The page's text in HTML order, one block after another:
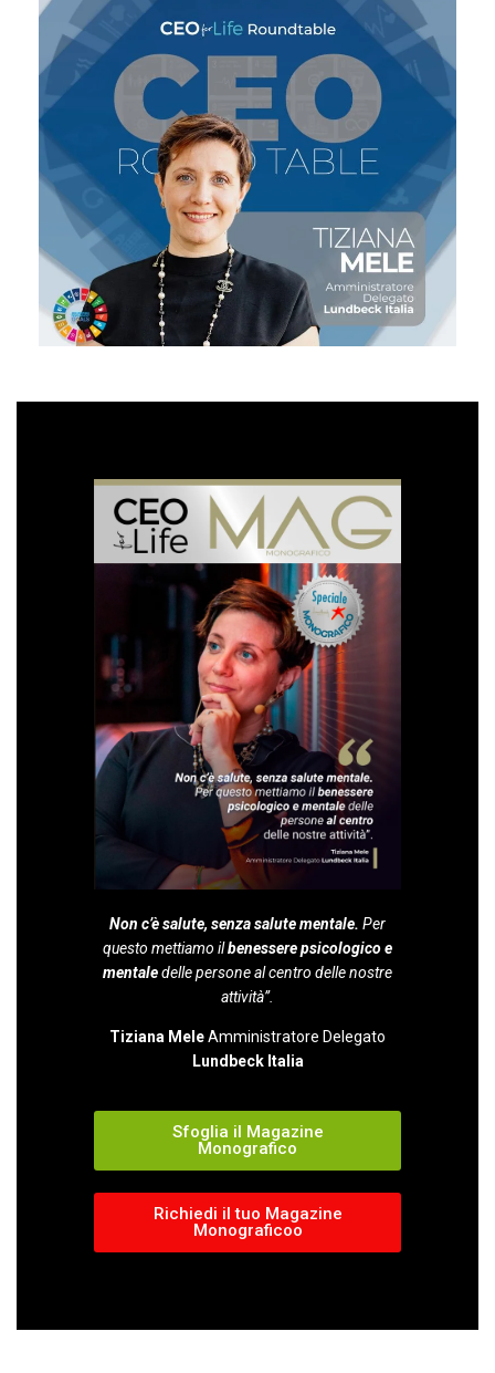
Non c’è salute, senza salute mentale. Per
questo mettiamo ilbenessere psicologico e
mentaledelle persone al centro delle nostre
attività”.
Tiziana MeleAmministratore Delegato
Lundbeck Italia
Sfoglia il Magazine
Monografico
Richiedi il tuo Magazine
Monograficoo